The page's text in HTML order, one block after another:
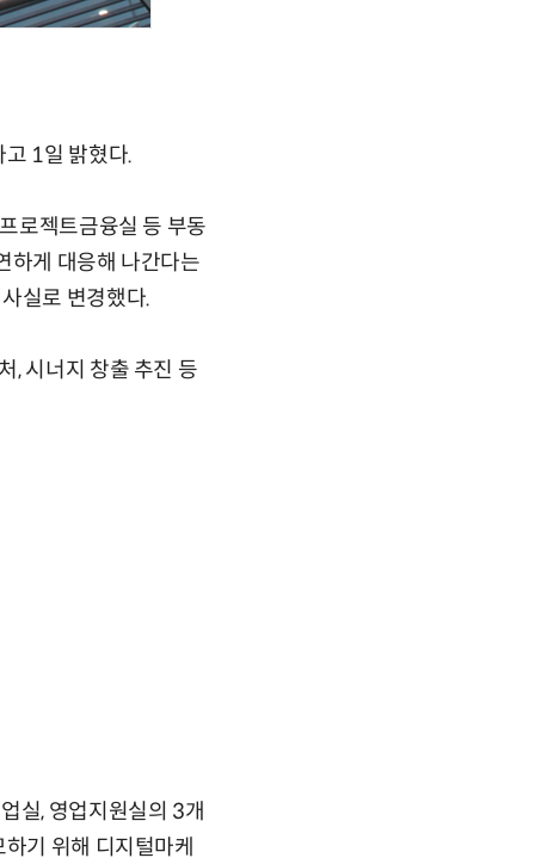
1일 밝혔다.
로젝트금융실 등 부동
하게 대응해 나간다는
실로 변경했다.
, 시너지 창출 추진 등
실, 영업지원실의 3개
기 위해 디지털마케